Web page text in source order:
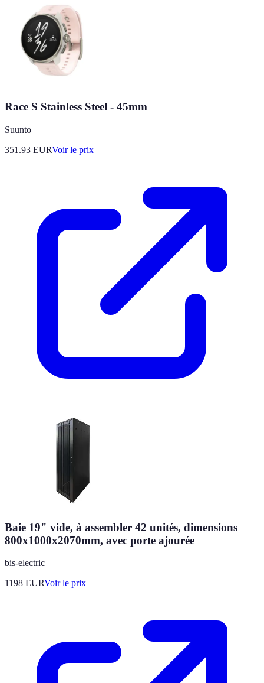
Race S Stainless Steel - 45mm
Suunto
351.93 EURVoir le prix
Baie 19" vide, à assembler 42 unités, dimensions
800x1000x2070mm, avec porte ajourée
bis-electric
1198 EURVoir le prix